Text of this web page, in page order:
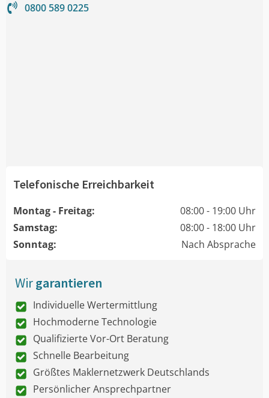
0800 589 0225
Telefonische Erreichbarkeit
Montag - Freitag:
08:00 - 19:00 Uhr
Samstag:
08:00 - 18:00 Uhr
Sonntag:
Nach Absprache
Wirgarantieren
Individuelle Wertermittlung
Hochmoderne Technologie
Qualifizierte Vor-Ort Beratung
Schnelle Bearbeitung
Größtes Maklernetzwerk Deutschlands
Persönlicher Ansprechpartner